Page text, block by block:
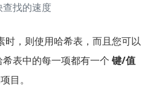
找的速度
时，则使用哈希表，而且您可以
表中的每一项都有一个 键/值
目。